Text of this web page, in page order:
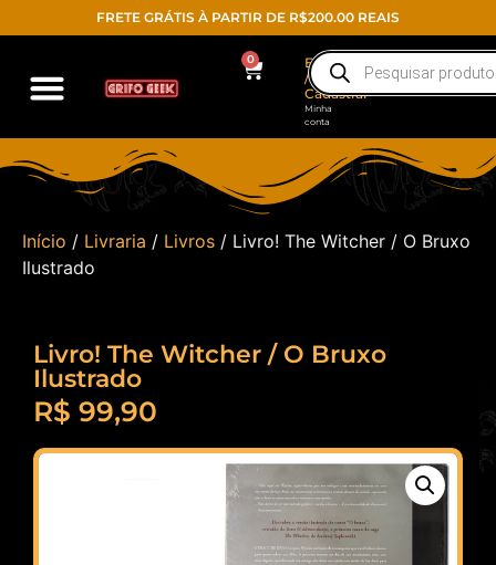
FRETE GRÁTIS À PARTIR DE R$200.00 REAIS
0
Entrar
/
Cadastrar
Minha
conta
Início / Livraria / Livros / Livro! The Witcher / O Bruxo
Ilustrado
Livro! The Witcher / O Bruxo
Ilustrado
R$ 99,90